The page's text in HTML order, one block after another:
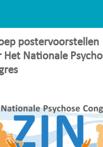
postervoorstellen
Het Nationale